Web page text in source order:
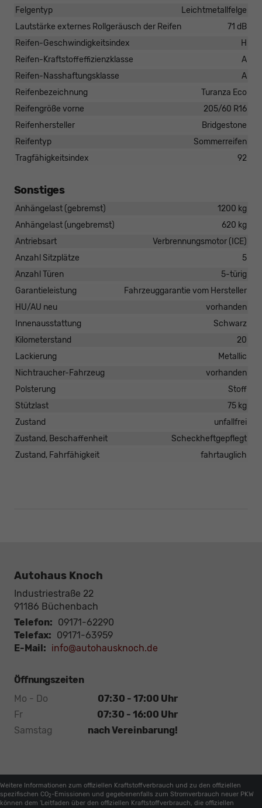
Felgentyp
Leichtmetallfelge
Lautstärke externes Rollgeräusch der Reifen
71 dB
Reifen-Geschwindigkeitsindex
H
Reifen-Kraftstoffeffizienzklasse
A
Reifen-Nasshaftungsklasse
A
Reifenbezeichnung
Turanza Eco
Reifengröße vorne
205/60 R16
Reifenhersteller
Bridgestone
Reifentyp
Sommerreifen
Tragfähigkeitsindex
92
Sonstiges
Anhängelast (gebremst)
1200 kg
Anhängelast (ungebremst)
620 kg
Antriebsart
Verbrennungsmotor (ICE)
Anzahl Sitzplätze
5
Anzahl Türen
5-türig
Garantieleistung
Fahrzeuggarantie vom Hersteller
HU/AU neu
vorhanden
Innenausstattung
Schwarz
Kilometerstand
20
Lackierung
Metallic
Nichtraucher-Fahrzeug
vorhanden
Polsterung
Stoff
Stützlast
75 kg
Zustand
unfallfrei
Zustand, Beschaffenheit
Scheckheftgepflegt
Zustand, Fahrfähigkeit
fahrtauglich
Autohaus Knoch
Industriestraße 22
91186 Büchenbach
Telefon: 09171-62290
Telefax: 09171-63959
E-Mail: info@autohausknoch.de
Öffnungszeiten
Mo - Do
07:30 - 17:00 Uhr
Fr
07:30 - 16:00 Uhr
Samstag
nach Vereinbarung!
Weitere Informationen zum offiziellen Kraftstoffverbrauch und zu den offiziellen
spezifischen CO2 -Emissionen und gegebenenfalls zum Stromverbrauch neuer PKW
können dem 'Leitfaden über den offiziellen Kraftstoffverbrauch, die offiziellen